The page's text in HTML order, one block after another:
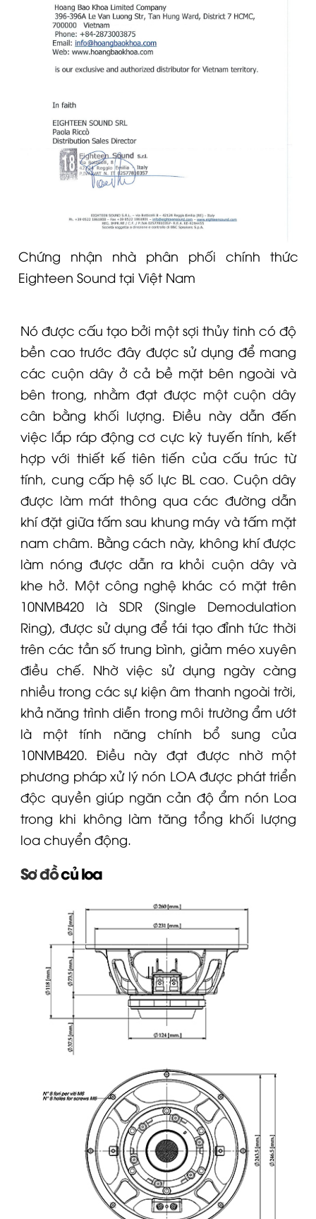
Chứng nhận nhà phân phối chính thức
Eighteen Sound tại Việt Nam
Nó được cấu tạo bởi một sợi thủy tinh có độ
bền cao trước đây được sử dụng để mang
các cuộn dây ở cả bề mặt bên ngoài và
bên trong, nhằm đạt được một cuộn dây
cân bằng khối lượng. Điều này dẫn đến
việc lắp ráp động cơ cực kỳ tuyến tính, kết
hợp với thiết kế tiên tiến của cấu trúc từ
tính, cung cấp hệ số lực BL cao. Cuộn dây
được làm mát thông qua các đường dẫn
khí đặt giữa tấm sau khung máy và tấm mặt
nam châm. Bằng cách này, không khí được
làm nóng được dẫn ra khỏi cuộn dây và
khe hở. Một công nghệ khác có mặt trên
10NMB420là SDR (Single Demodulation
Ring), được sử dụng để tái tạo đỉnh tức thời
trên các tần số trung bình, giảm méo xuyên
điều chế. Nhờ việc sử dụng ngày càng
nhiều trong các sự kiện âm thanh ngoài trời,
khả năng trình diễn trong môi trường ẩm ướt
là một tính năng chính bổ sung của
10NMB420. Điều này đạt được nhờ một
phương pháp xử lý nón LOA được phát triển
độc quyền giúp ngăn cản độ ẩm nón Loa
trong khi không làm tăng tổng khối lượng
loachuyển động.
Sơ đồcủ loa